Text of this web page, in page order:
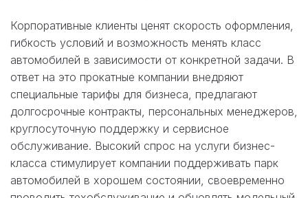
Корпоративные клиенты ценят скорость оформления,
гибкость условий и возможность менять класс
автомобилей в зависимости от конкретной задачи. В
ответ на это прокатные компании внедряют
специальные тарифы для бизнеса, предлагают
долгосрочные контракты, персональных менеджеров,
круглосуточную поддержку и сервисное
обслуживание. Высокий спрос на услуги бизнес-
класса стимулирует компании поддерживать парк
автомобилей в хорошем состоянии, своевременно